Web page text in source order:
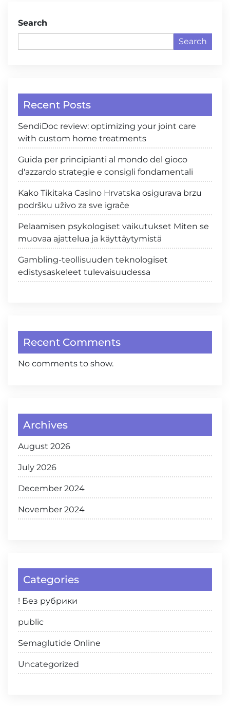
Search
Search
Recent Posts
SendiDoc review: optimizing your joint care
with custom home treatments
Guida per principianti al mondo del gioco
d'azzardo strategie e consigli fondamentali
Kako Tikitaka Casino Hrvatska osigurava brzu
podršku uživo za sve igrače
Pelaamisen psykologiset vaikutukset Miten se
muovaa ajattelua ja käyttäytymistä
Gambling-teollisuuden teknologiset
edistysaskeleet tulevaisuudessa
Recent Comments
No comments to show.
Archives
August 2026
July 2026
December 2024
November 2024
Categories
! Без рубрики
public
Semaglutide Online
Uncategorized